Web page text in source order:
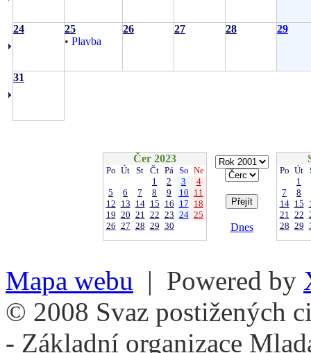
24
25
• Plavba
26 27 28 29
31
Čer 2023
Po Út St Čt Pá So Ne
1
2 3
4
5
6 7 8 9 10 11
12 13 14 15 16 17 18
19 20 21 22 23 24 25
26 27 28 29 30 Dnes
Po Út
1
7
8
14 15
21 22
28 29
Mapa webu | Powered by
© 2008 Svaz postižených
- Základní organizace